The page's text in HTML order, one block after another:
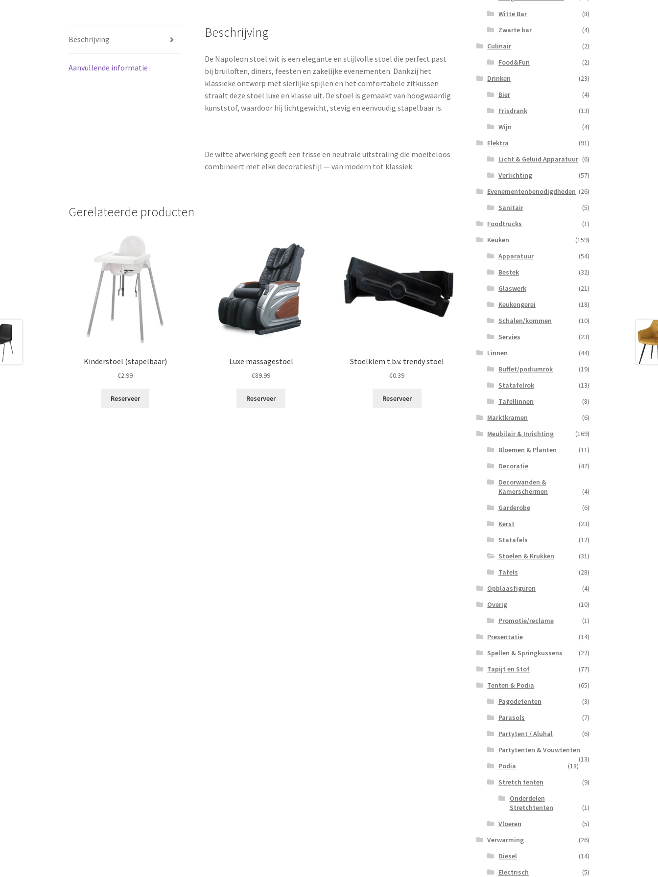
Beschrijving
Aanvullende informatie
Beschrijving
De Napoleon stoel wit is een elegante en stijlvolle stoel die perfect past
bij bruiloften, diners, feesten en zakelijke evenementen. Dankzij het
klassieke ontwerp met sierlijke spijlen en het comfortabele zitkussen
straalt deze stoel luxe en klasse uit. De stoel is gemaakt van hoogwaardig
kunststof, waardoor hij lichtgewicht, stevig en eenvoudig stapelbaar is.
De witte afwerking geeft een frisse en neutrale uitstraling die moeiteloos
combineert met elke decoratiestijl — van modern tot klassiek.
Gerelateerde producten
Kinderstoel (stapelbaar)
€2.99
Reserveer
Luxe massagestoel
€89.99
Reserveer
Stoelklem t.b.v. trendy stoel
€0.39
Reserveer
Witte Bar
(8)
Zwarte bar
(4)
Culinair
(2)
Food&Fun
(2)
Drinken
(23)
Bier
(4)
Frisdrank
(13)
Wijn
(4)
Elektra
(91)
Licht & Geluid Apparatuur (6)
Verlichting
(57)
Evenementenbenodigdheden (26)
Sanitair
(5)
Foodtrucks
(1)
Keuken
(159)
Apparatuur
(54)
Bestek
(32)
Glaswerk
(21)
Keukengerei
(18)
Schalen/kommen
(10)
Servies
(23)
Linnen
(44)
Buffet/podiumrok
(19)
Statafelrok
(13)
Tafellinnen
(8)
Marktkramen
(6)
Meubilair & Inrichting
(169)
Bloemen & Planten
(11)
Decoratie
(47)
Decorwanden &
Kamerschermen
(4)
Garderobe
(6)
Kerst
(23)
Statafels
(12)
Stoelen & Krukken
(31)
Tafels
(28)
Opblaasfiguren
(4)
Overig
(10)
Promotie/reclame
(1)
Presentatie
(14)
Spellen & Springkussens
(22)
Tapijt en Stof
(77)
Tenten & Podia
(65)
Pagodetenten
(3)
Parasols
(7)
Partytent / Aluhal
(6)
Partytenten & Vouwtenten
(13)
Podia
(18)
Stretch tenten
(9)
Onderdelen
Stretchtenten
(1)
Vloeren
(5)
Verwarming
(26)
Diesel
(14)
Electrisch
(5)